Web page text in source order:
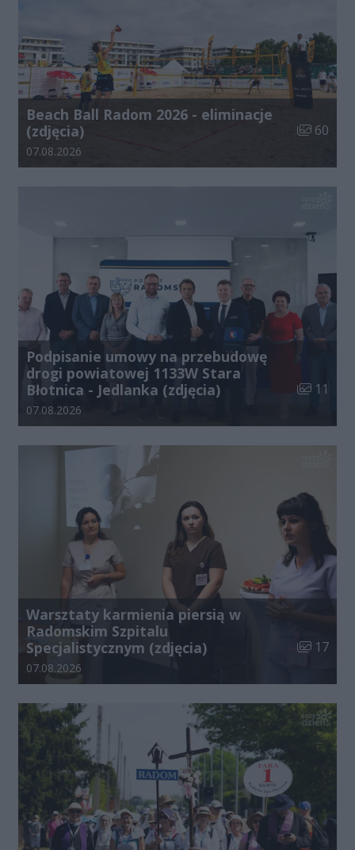
Beach Ball Radom 2026 - eliminacje
(zdjęcia)
Liczba
60
Data dodania galerii:
07.08.2026
Podpisanie umowy na przebudowę
drogi powiatowej 1133W Stara
Błotnica - Jedlanka (zdjęcia)
Liczba
11
Data dodania galerii:
07.08.2026
Warsztaty karmienia piersią w
Radomskim Szpitalu
Specjalistycznym (zdjęcia)
Liczba
17
Data dodania galerii:
07.08.2026